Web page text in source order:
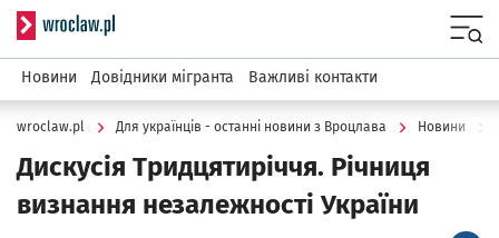
Serwis informacyjny wroclaw.pl
Новини Довідники мігранта Важливі контакти
wroclaw.pl Для українців - останні новини з Вроцлава Новини
Дискусія Тридцятиріччя. Річниця
визнання незалежності України